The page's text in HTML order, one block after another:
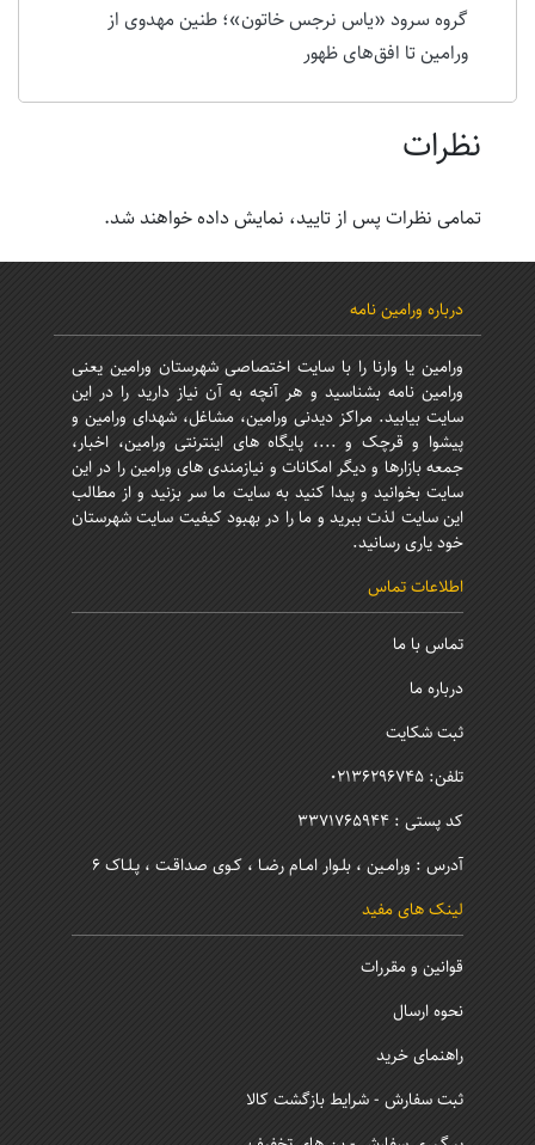
گروه سرود «یاس نرجس خاتون»؛ طنین مهدوی از
ورامین تا افق‌های ظهور
نظرات
تمامی نظرات پس از تایید، نمایش داده خواهند شد.
درباره ورامین نامه
ورامین یا وارنا را با سایت اختصاصی شهرستان ورامین یعنی
ورامین نامه بشناسید و هر آنچه به آن نیاز دارید را در این
سایت بیابید. مراکز دیدنی ورامین، مشاغل، شهدای ورامین و
پیشوا و قرچک و ...، پایگاه های اینترنتی ورامین، اخبار،
جمعه بازارها و دیگر امکانات و نیازمندی های ورامین را در این
سایت بخوانید و پیدا کنید به سایت ما سر بزنید و از مطالب
این سایت لذت ببرید و ما را در بهبود کیفیت سایت شهرستان
خود یاری رسانید.
اطلاعات تماس
تماس با ما
درباره ما
ثبت شکایت
تلفن: 02136296745
کد پستی : 3371765944
آدرس : ورامـین ، بلـوار امـام رضـا ، کـوی صداقـت ، پـلـاک 6
لینک های مفید
قوانین و مقررات
نحوه ارسال
راهنمای خرید
ثبت سفارش - شرایط بازگشت کالا